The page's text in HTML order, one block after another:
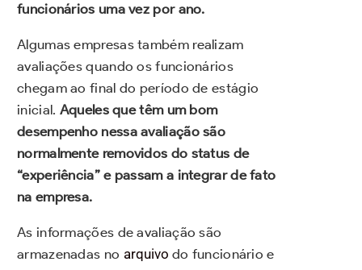
funcionários uma vez por ano.
Algumas empresas também realizam
avaliações quando os funcionários
chegam ao final do período de estágio
inicial. Aqueles que têm um bom
desempenho nessa avaliação são
normalmente removidos do status de
“experiência” e passam a integrar de fato
na empresa.
As informações de avaliação são
armazenadas no arquivo do funcionário e